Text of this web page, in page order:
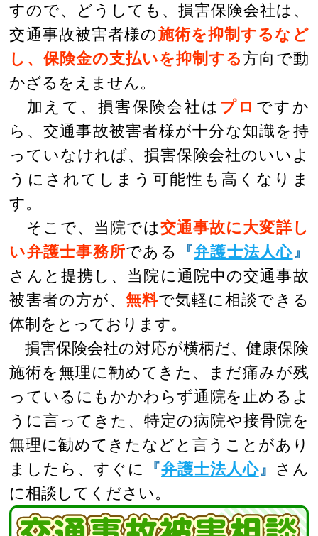
すので、どうしても、損害保険会社は、
交通事故被害者様の施術を抑制するなど
し、保険金の支払いを抑制する方向で動
かざるをえません。
加えて、損害保険会社は プロ ですか
ら、交通事故被害者様が十分な知識を持
っていなければ、損害保険会社のいいよ
うにされてしまう可能性も高くなりま
す。
そこで、当院では交通事故に大変詳し
い弁護士事務所である 『弁護士法人心』
さんと提携し、当院に通院中の交通事故
被害者の方が、 無料で気軽に相談できる
体制をとっております。
損害保険会社の対応が横柄だ、健康保険
施術を無理に勧めてきた、まだ痛みが残
っているにもかかわらず通院を止めるよ
うに言ってきた、特定の病院や接骨院を
無理に勧めてきたなどと言うことがあり
ましたら、すぐに
『弁護士法人心』
さん
に相談してください。